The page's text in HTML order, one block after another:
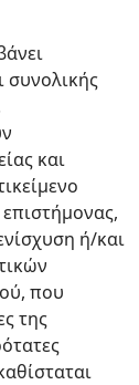
συνολικής
και
ή/και
που
της